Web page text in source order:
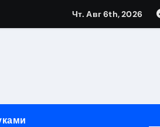
и банков с пополнением
Чт. Авг 6th, 2026